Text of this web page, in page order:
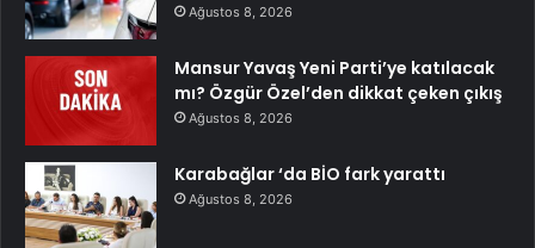
Ağustos 8, 2026
Mansur Yavaş Yeni Parti’ye katılacak
mı? Özgür Özel’den dikkat çeken çıkış
Ağustos 8, 2026
Karabağlar ‘da BİO fark yarattı
Ağustos 8, 2026